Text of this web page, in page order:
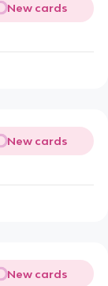
New cards
New cards
New cards